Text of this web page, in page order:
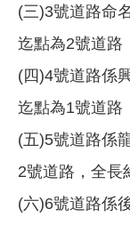
(三)3號道路命
迄點為2號道路
(四)4號道路係
迄點為1號道路
(五)5號道路係
2號道路，全長
(六)6號道路係